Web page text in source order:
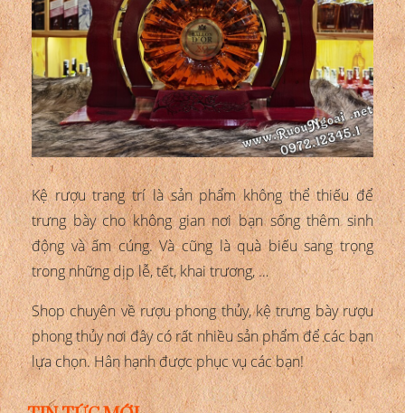
Kệ rượu trang trí là sản phẩm không thể thiếu để
trưng bày cho không gian nơi bạn sống thêm sinh
động và ấm cúng. Và cũng là quà biếu sang trọng
trong những dịp lễ, tết, khai trương, …
Shop chuyên về rượu phong thủy, kệ trưng bày rượu
phong thủy nơi đây có rất nhiều sản phẩm để các bạn
lựa chọn. Hân hạnh được phục vụ các bạn!